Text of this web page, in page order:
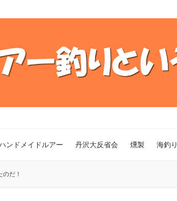
ンドメイドルアー 丹沢大反省会 燻製 海釣り
だ！